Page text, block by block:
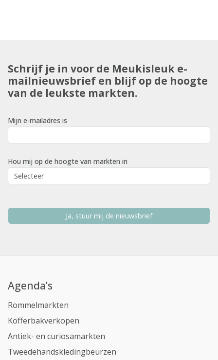
Schrijf je in voor de Meukisleuk e-
mailnieuwsbrief en blijf op de hoogte
van de leukste markten.
Mijn e-mailadres is
Hou mij op de hoogte van markten in
Ja, stuur mij de nieuwsbrief
Agenda’s
Rommelmarkten
Kofferbakverkopen
Antiek- en curiosamarkten
Tweedehandskledingbeurzen